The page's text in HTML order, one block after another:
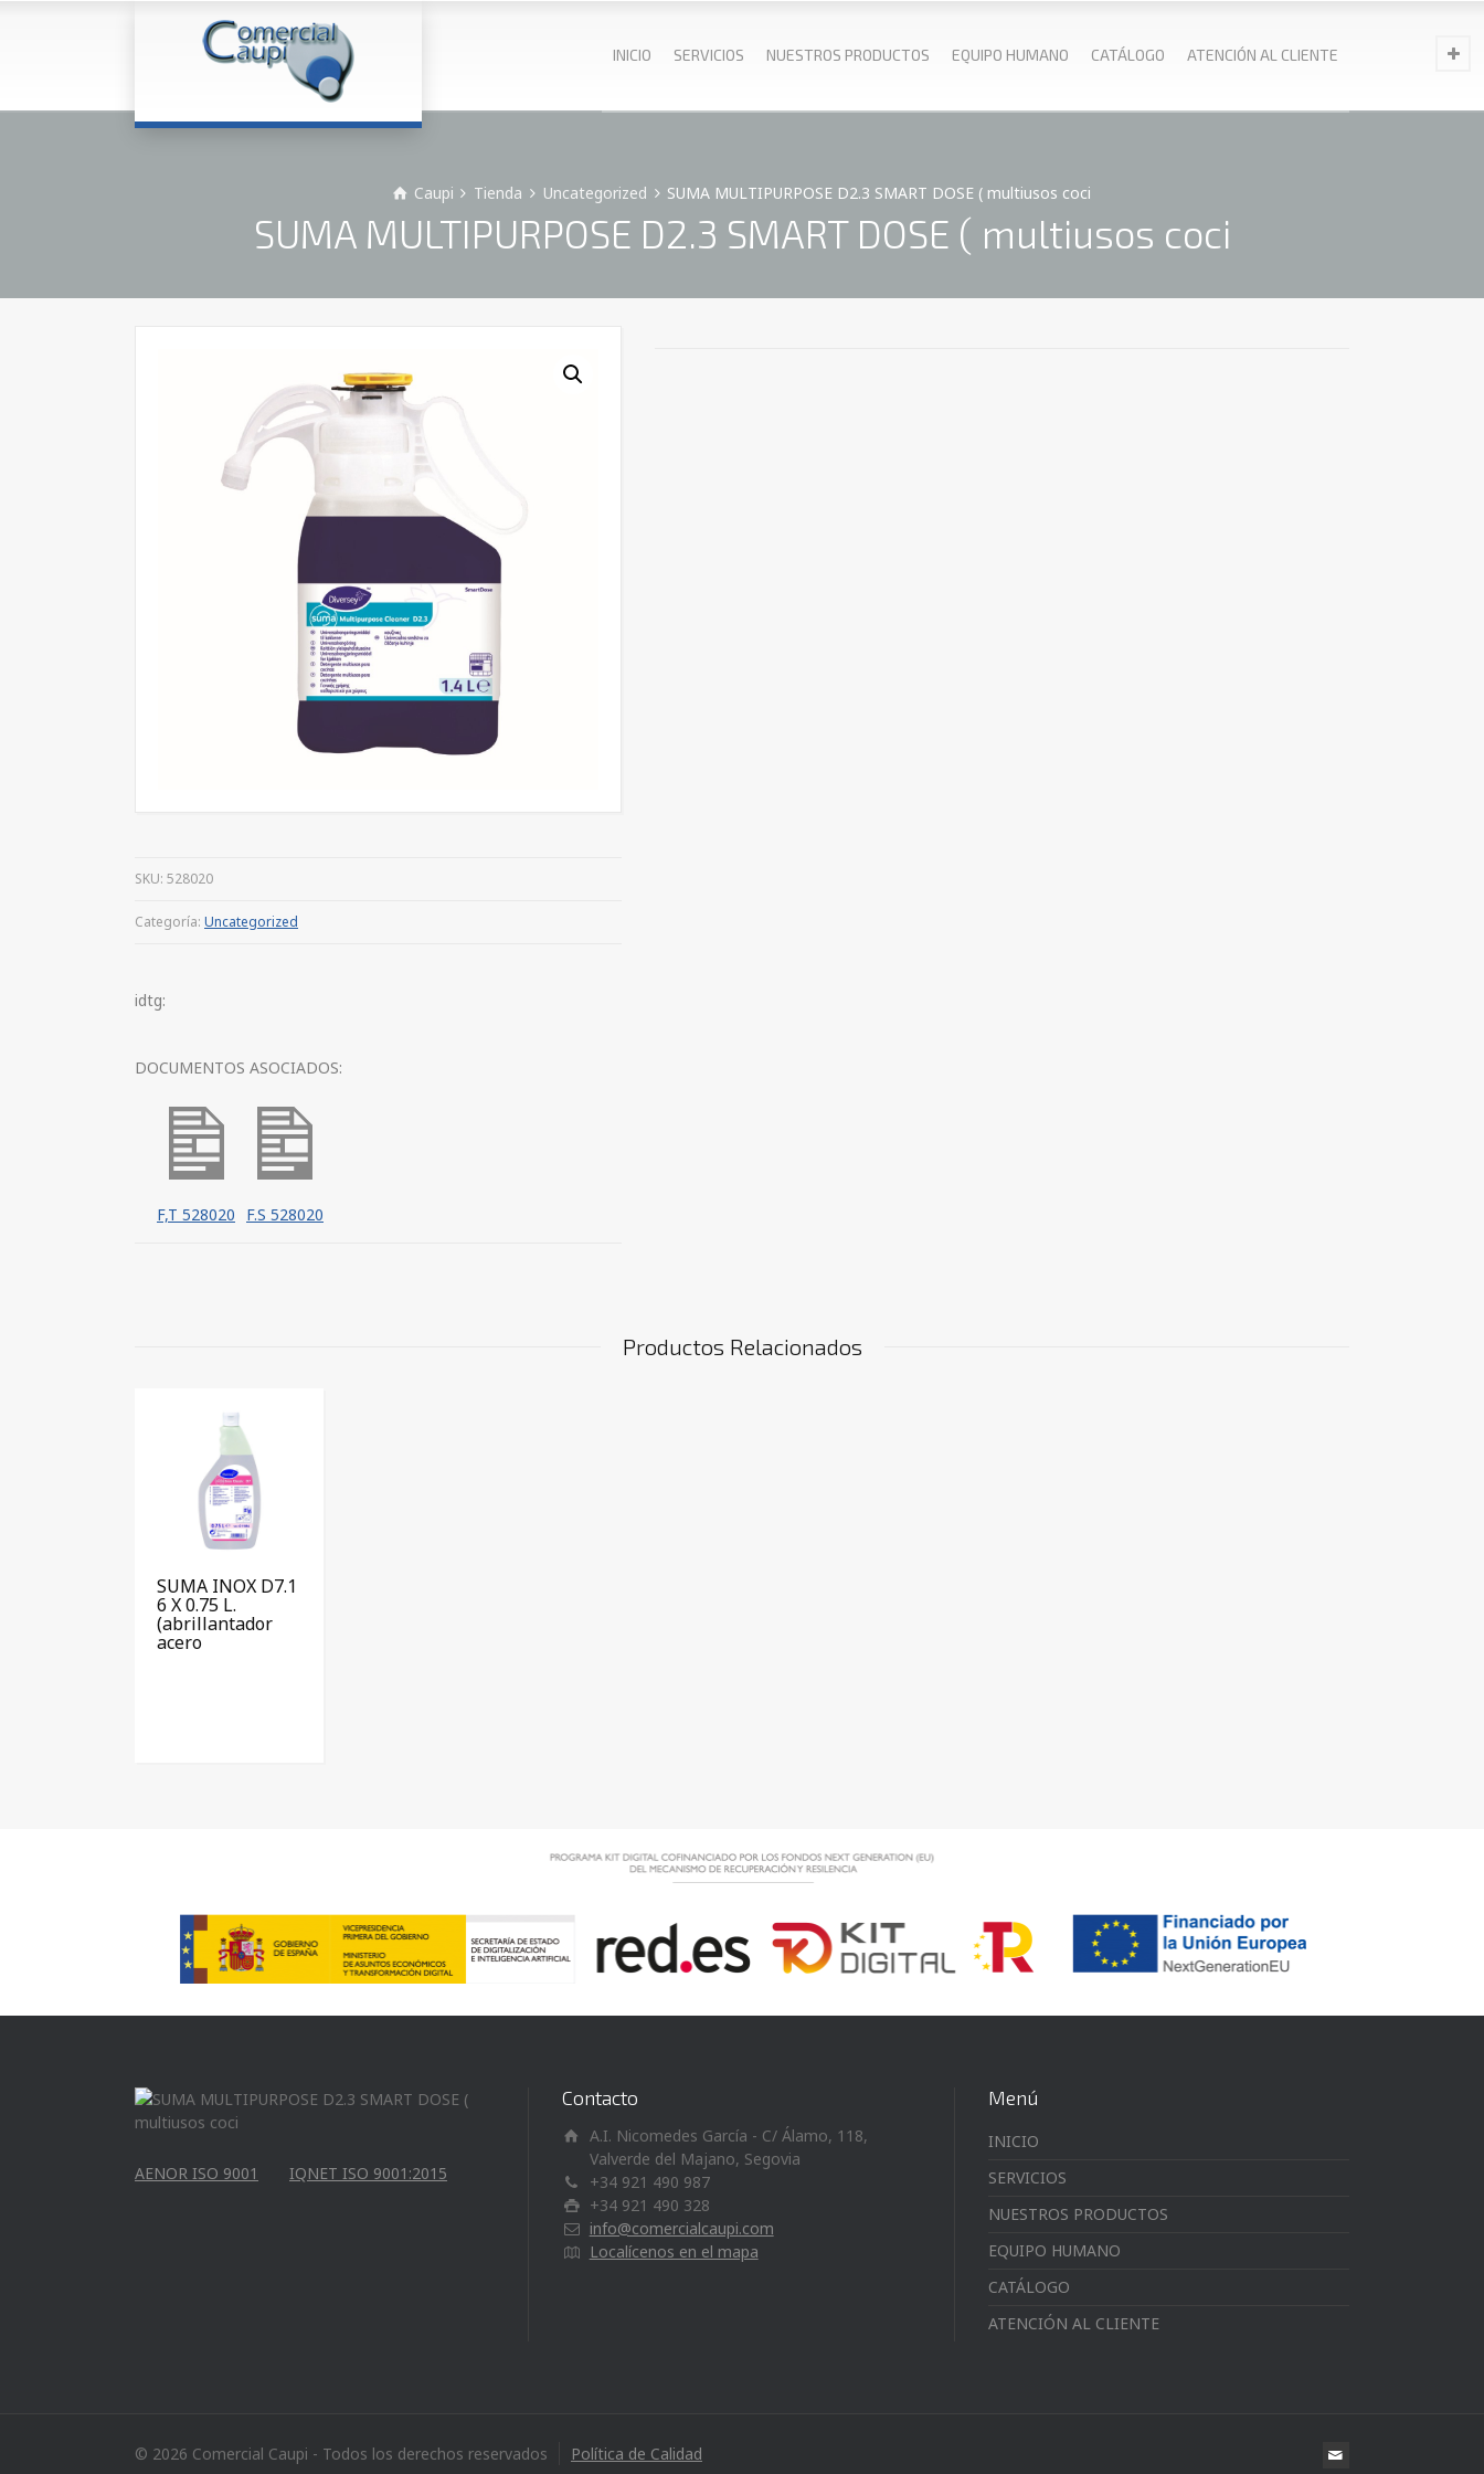
INICIO SERVICIOS NUESTROS PRODUCTOS EQUIPO HUMANO CATÁLOGO ATENCIÓN AL CLIENTE
Caupi Tienda Uncategorized SUMA MULTIPURPOSE D2.3 SMART DOSE ( multiusos coci
SUMA MULTIPURPOSE D2.3 SMART DOSE ( multiusos coci
SKU: 528020
Categoría: Uncategorized
idtg:
DOCUMENTOS ASOCIADOS:
F,T 528020 F.S 528020
Productos Relacionados
SUMA INOX D7.1
6 X 0.75 L.
(abrillantador
acero
AENOR ISO 9001 IQNET ISO 9001:2015
Contacto
A.I. Nicomedes García - C/ Álamo, 118,
Valverde del Majano, Segovia
+34 921 490 987
+34 921 490 328
info@comercialcaupi.com
Localícenos en el mapa
Menú
INICIO
SERVICIOS
NUESTROS PRODUCTOS
EQUIPO HUMANO
CATÁLOGO
ATENCIÓN AL CLIENTE
© 2026 Comercial Caupi - Todos los derechos reservados Política de Calidad